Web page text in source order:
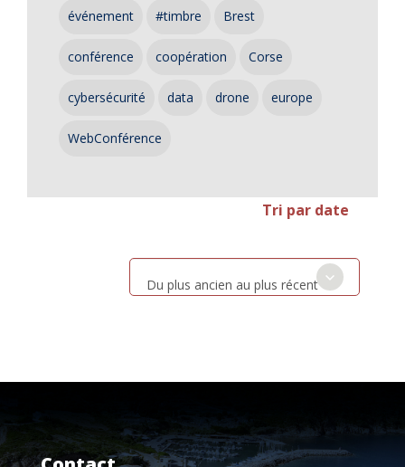
événement #timbre Brest
conférence coopération Corse
cybersécurité data drone europe
WebConférence
Tri par date
Du plus ancien au plus récent